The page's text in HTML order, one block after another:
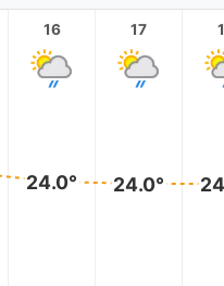
16
24.0°
17
24.0°